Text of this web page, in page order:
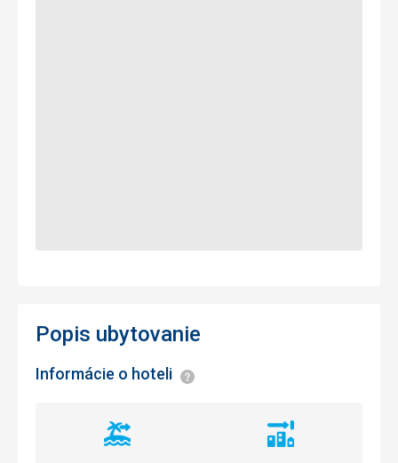
Popis ubytovanie
Informácie o hoteli Informácie
Vzdialenosť
Vzdialenosť